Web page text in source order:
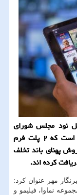
نود مجلس شورای
اسلامی اظهار داشت: بررسی ها نشان داده است که ۲ پلت فرم
پهنای باند تخلف
مهر عنوان کرد:
این تخلف صورت گرفته از جانب ۳ مجموعه نماوا، فیلیمو و